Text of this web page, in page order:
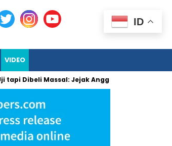
VIDEO
Dibeli Massal: Jejak Anggaran Jumbo dan
ID